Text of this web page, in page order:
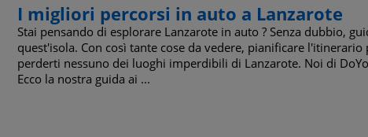
I migliori percorsi in auto a Lanzarote
Stai pensando di esplorare Lanzarote in auto ? Senza dubbio,
quest'isola. Con così tante cose da vedere, pianificare
perderti nessuno dei luoghi imperdibili di Lanzarote. Noi di
Ecco la nostra guida ai ...